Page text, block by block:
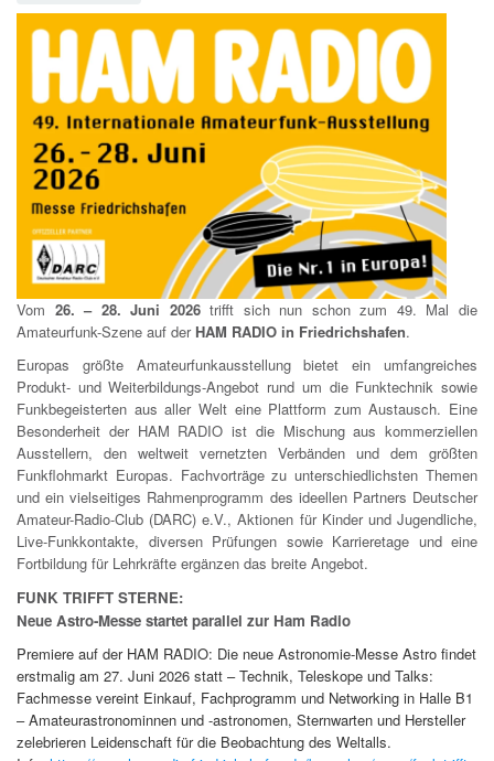
Vom 26. – 28. Juni 2026trifft sich nun schon zum 49. Mal die
Amateurfunk-Szene auf der HAM RADIO in Friedrichshafen.
Europas größte Amateurfunkausstellung bietet ein umfangreiches
Produkt- und Weiterbildungs-Angebot rund um die Funktechnik sowie
Funkbegeisterten aus aller Welt eine Plattform zum Austausch. Eine
Besonderheit der HAM RADIO ist die Mischung aus kommerziellen
Ausstellern, den weltweit vernetzten Verbänden und dem größten
Funkflohmarkt Europas. Fachvorträge zu unterschiedlichsten Themen
und ein vielseitiges Rahmenprogramm des ideellen Partners Deutscher
Amateur-Radio-Club (DARC) e.V., Aktionen für Kinder und Jugendliche,
Live-Funkkontakte, diversen Prüfungen sowie Karrieretage und eine
Fortbildung für Lehrkräfte ergänzen das breite Angebot.
FUNK TRIFFT STERNE:
Neue Astro-Messe startet parallel zur Ham Radio
Premiere auf der HAM RADIO: Die neue Astronomie-Messe Astro findet
erstmalig am 27. Juni 2026 statt – Technik, Teleskope und Talks:
Fachmesse vereint Einkauf, Fachprogramm und Networking in Halle B1
– Amateurastronominnen und -astronomen, Sternwarten und Hersteller
zelebrieren Leidenschaft für die Beobachtung des Weltalls.